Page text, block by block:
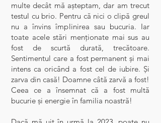
multe decât mă așteptam, dar am trecut
testul cu brio. Pentru că nici o clipă greul
nu a învins împlinirea sau bucuria. Iar
toate acele stări menționate mai sus au
fost de scurtă durată, trecătoare.
Sentimentul care a fost permanent și mai
intens ca oricând a fost cel de iubire. Și
zarva din casă! Doamne câtă zarvă a fost!
Ceea ce a însemnat că a fost multă
bucurie și energie în familia noastră!